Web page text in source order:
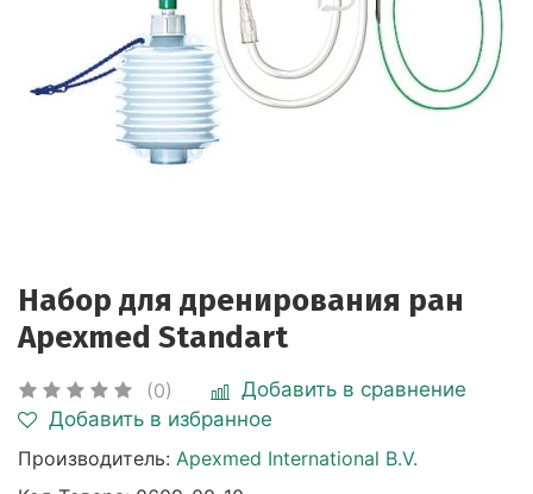
Набор для дренирования ран
Apexmed Standart
(0)
Добавить в сравнение
Добавить в избранное
Производитель: Apexmed International B.V.